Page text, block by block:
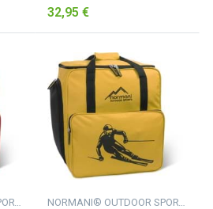
nassen Skischuhe nicht in
Ausrüstungsgege...
32,95 €